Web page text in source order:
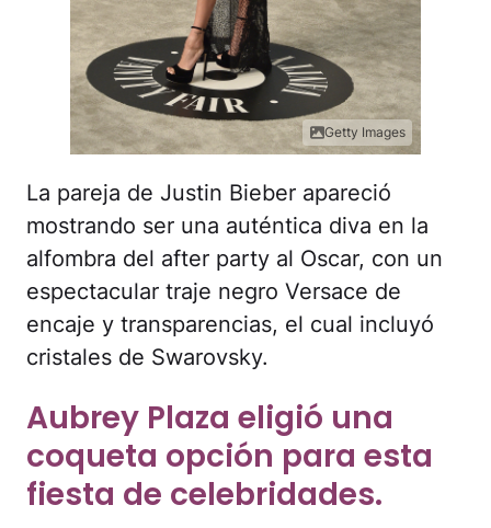
Getty Images
La pareja de Justin Bieber apareció
mostrando ser una auténtica diva en la
espectacular traje negro Versace de
encaje y transparencias, el cual incluyó
cristales de Swarovsky.
Aubrey Plaza eligió una
coqueta opción para esta
fiesta de celebridades.